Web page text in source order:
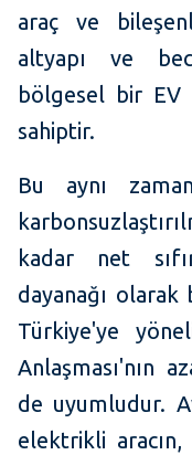
araç ve
altyapı ve
bölgesel bir EV
sahiptir.
Bu aynı
kadar net
dayanağı olarak
Türkiye'ye
Anlaşması'nın
de uyumludur.
elektrikli aracın,